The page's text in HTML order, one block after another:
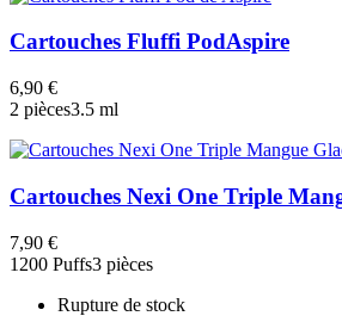
Cartouches Fluffi PodAspire
6,90 €
2 pièces3.5 ml
Cartouches Nexi One Triple
7,90 €
1200 Puffs3 pièces
Rupture de stock